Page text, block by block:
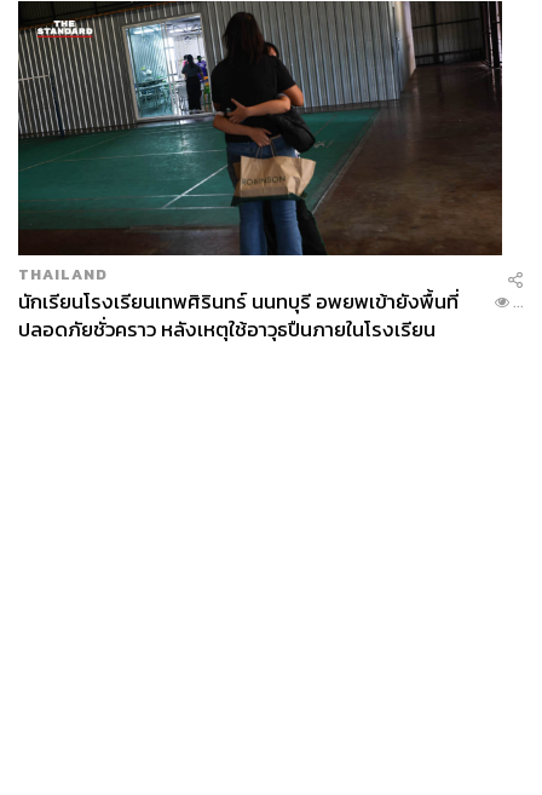
THAILAND
นักเรียนโรงเรียนเทพศิรินทร์ นนทบุรี อพยพเข้ายังพื้นที่
ปลอดภัยชั่วคราว หลังเหตุใช้อาวุธปืนภายในโรงเรียน
...